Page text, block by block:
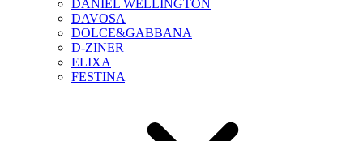
DANIEL WELLINGTON
DAVOSA
DOLCE&GABBANA
D-ZINER
ELIXA
FESTINA